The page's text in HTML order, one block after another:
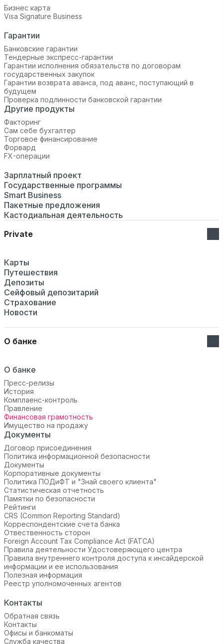
Бизнес карта
Visa Signature Business
Гарантии
Банковские гарантии
Тендерные экспресс-гарантии
Гарантии исполнения обязательств по договорам
государственных закупок
Гарантии возврата аванса, под аванс, поступающий в
будущем
Проверка подлинности банковской гарантии
Другие продукты
Факторинг
Сам себе бухгалтер
Торговое финансирование
Форвард
FX-операции
Зарплатный проект
Государственные программы
Smart Business
Пакетные предложения
Кастодиальная деятельность
Private
Карты
Путешествия
Депозиты
Сейфовый депозитарий
Страхование
Новости
О банке
О банке
Пресс-релизы
История
Комплаенс-контроль
Правление
Финансовая грамотность
Имущество на продажу
Документы
Договор присоединения
Политика информационной безопасности
Документы
Корпоративные документы
Политика ПОДиФТ и "Знай своего клиента"
Статистическая отчетность
Памятки по безопасности
Рейтинги
CRS (Common Reporting Standard)
Корреспондентские счета банка
Отвественность сторон
Foreign Account Tax Compliance Act (FATCA)
Правила деятельности Удостоверяющего центра
Правила внутреннего контроля доступа к инсайдерской
информации и ее использования
Полезная информация
Реестр уполномоченных агентов
Контакты
Обратная связь
Контакты
Офисы и банкоматы
Служба качества